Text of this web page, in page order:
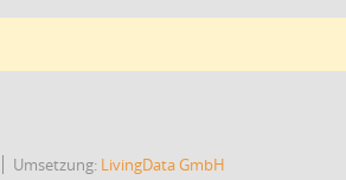
Umsetzung: LivingData GmbH